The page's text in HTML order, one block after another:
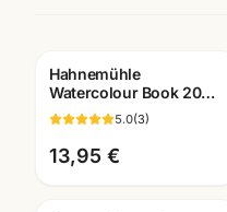
Hahnemühle
Watercolour Book 200g
· 60 Seiten · A4/A5/A6 ·
Aquarellbuch
Mannheim
5.0(3)
13,95 €